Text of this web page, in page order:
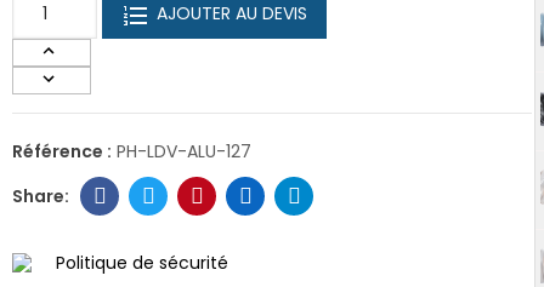
AJOUTER AU DEVIS
Référence : PH-LDV-ALU-127
Politique de sécurité